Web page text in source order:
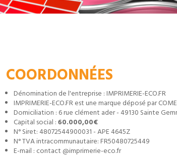
COORDONNÉES
Dénomination de l'entreprise : IMPRIMERIE-ECO.FR
IMPRIMERIE-ECO.FR est une marque déposé par
Domiciliation : 6 rue clément ader - 49130 Sainte
Capital social :60.000,00€
N° Siret: 48072544900031 - APE 4645Z
N° TVA intracommunautaire: FR50480725449
E-mail : contact @imprimerie-eco.fr